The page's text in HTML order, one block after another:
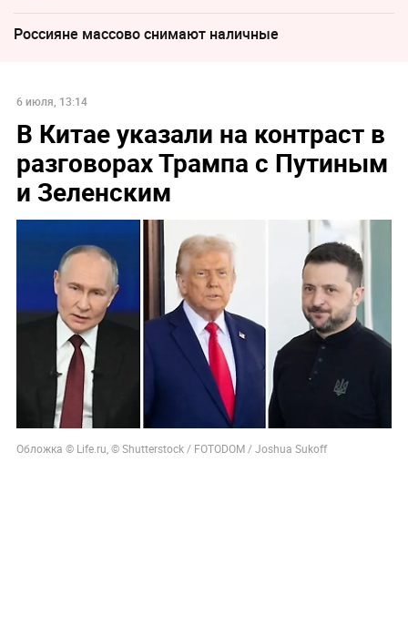
Россияне массово снимают наличные
6 июля, 13:14
В Китае указали на контраст в
разговорах Трампа с Путиным
и Зеленским
Обложка © Life.ru, © Shutterstock / FOTODOM / Joshua Sukoff